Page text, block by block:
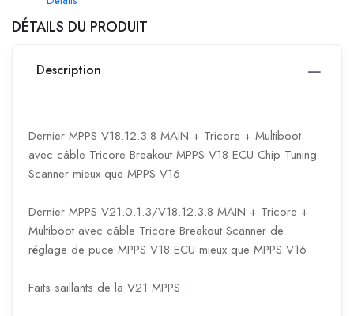
DÉTAILS DU PRODUIT
Description
Dernier MPPS V18.12.3.8 MAIN + Tricore + Multiboot
avec câble Tricore Breakout MPPS V18 ECU Chip Tuning
Scanner mieux que MPPS V16
Dernier MPPS V21.0.1.3/V18.12.3.8 MAIN + Tricore +
Multiboot avec câble Tricore Breakout Scanner de
réglage de puce MPPS V18 ECU mieux que MPPS V16
Faits saillants de la V21 MPPS :